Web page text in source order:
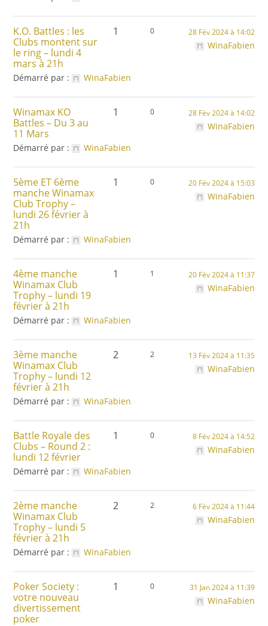
K.O. Battles : les
Clubs montent sur
le ring – lundi 4
mars à 21h
Démarré par : WinaFabien
1 0 28 Fév 2024 à 14:02
WinaFabien
Winamax KO
Battles – Du 3 au
11 Mars
Démarré par : WinaFabien
1 0 28 Fév 2024 à 14:02
WinaFabien
5ème ET 6ème
manche Winamax
Club Trophy –
lundi 26 février à
21h
Démarré par : WinaFabien
1 0 20 Fév 2024 à 15:03
WinaFabien
4ème manche
Winamax Club
Trophy – lundi 19
février à 21h
Démarré par : WinaFabien
1 1 20 Fév 2024 à 11:37
WinaFabien
3ème manche
Winamax Club
Trophy – lundi 12
février à 21h
Démarré par : WinaFabien
2 2 13 Fév 2024 à 11:35
WinaFabien
Battle Royale des
Clubs – Round 2 :
lundi 12 février
Démarré par : WinaFabien
1 0 8 Fév 2024 à 14:52
WinaFabien
2ème manche
Winamax Club
Trophy – lundi 5
février à 21h
Démarré par : WinaFabien
2 2 6 Fév 2024 à 11:44
WinaFabien
Poker Society :
votre nouveau
divertissement
poker
1 0 31 Jan 2024 à 11:39
WinaFabien